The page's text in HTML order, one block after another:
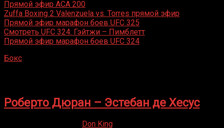
Прямой эфир ACA 200
Zuffa Boxing 2 Valenzuela vs. Torres прямой эфир
Прямой эфир марафон боев UFC 325
Смотреть UFC 324: Гэйтжи – Пимблетт
Прямой эфир марафон боев UFC 324
Бокс
Роберто Дюран – Эстебан де Хесус
Don King